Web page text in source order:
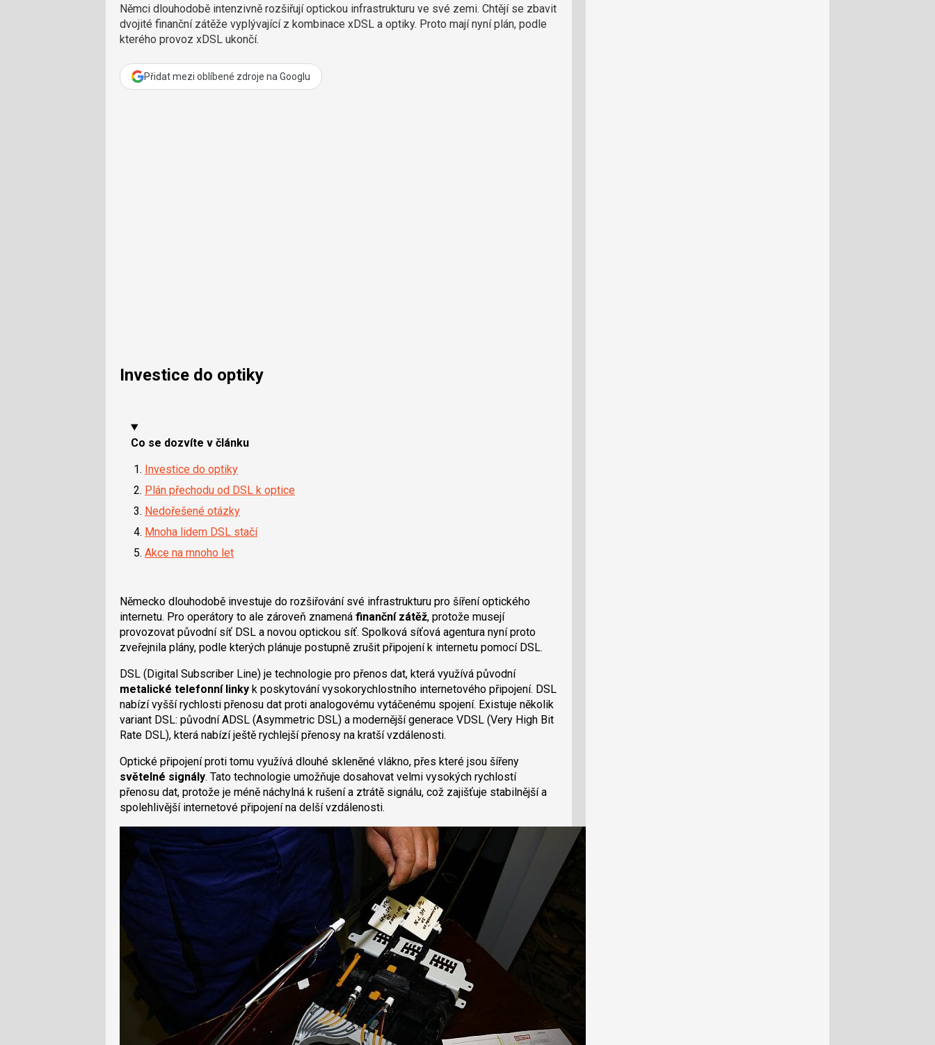
ř
t
Němci dlouhodobě intenzivně rozšiřují optickou infrastrukturu ve své zemi. Chtějí se zbavit
dvojité finanční zátěže vyplývající z kombinace xDSL a optiky. Proto mají nyní plán, podle
kterého provoz xDSL ukončí.
Přidat mezi oblíbené zdroje na Googlu
Investice do optiky
Co se dozvíte v článku
Investice do optiky
Plán přechodu od DSL k optice
Nedořešené otázky
Mnoha lidem DSL stačí
Akce na mnoho let
Německo dlouhodobě investuje do rozšiřování své infrastrukturu pro šíření optického
internetu. Pro operátory to ale zároveň znamená finanční zátěž, protože musejí
provozovat původní síť DSL a novou optickou síť. Spolková síťová agentura nyní proto
zveřejnila plány, podle kterých plánuje postupně zrušit připojení k internetu pomocí DSL.
DSL (Digital Subscriber Line) je technologie pro přenos dat, která využívá původní
metalické telefonní linky k poskytování vysokorychlostního internetového připojení. DSL
nabízí vyšší rychlosti přenosu dat proti analogovému vytáčenému spojení. Existuje několik
variant DSL: původní ADSL (Asymmetric DSL) a modernější generace VDSL (Very High Bit
Rate DSL), která nabízí ještě rychlejší přenosy na kratší vzdálenosti.
Optické připojení proti tomu využívá dlouhé skleněné vlákno, přes které jsou šířeny
světelné signály. Tato technologie umožňuje dosahovat velmi vysokých rychlostí
přenosu dat, protože je méně náchylná k rušení a ztrátě signálu, což zajišťuje stabilnější a
spolehlivější internetové připojení na delší vzdálenosti.